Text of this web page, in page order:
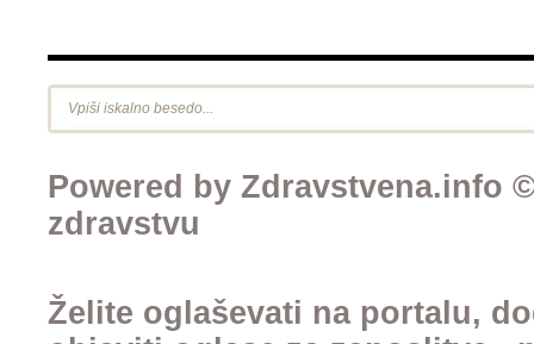
Powered by Zdravstvena.info
zdravstvu
Želite oglaševati na portalu,